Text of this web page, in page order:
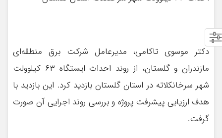
دکتر موسوی تاکامی، مدیرعامل شرکت برق منطقه‌ای
مازندران و گلستان، از روند احداث ایستگاه ۶۳ کیلوولت
شهر سرخانکلاته در استان گلستان بازدید کرد. این بازدید با
هدف ارزیابی پیشرفت پروژه و بررسی روند اجرایی آن صورت
گرفت.